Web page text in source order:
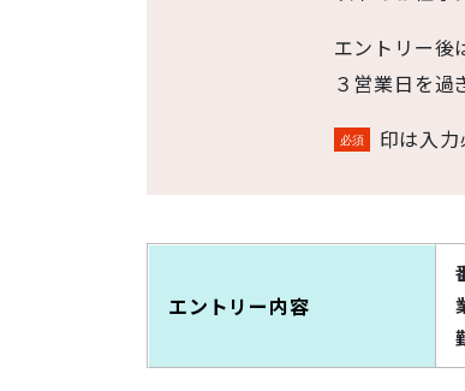
エントリー後
３営業日を過
印は入
エントリー内容